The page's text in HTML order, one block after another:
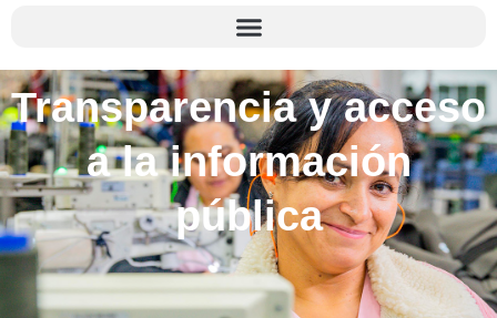
Transparencia y acceso
a la información
pública